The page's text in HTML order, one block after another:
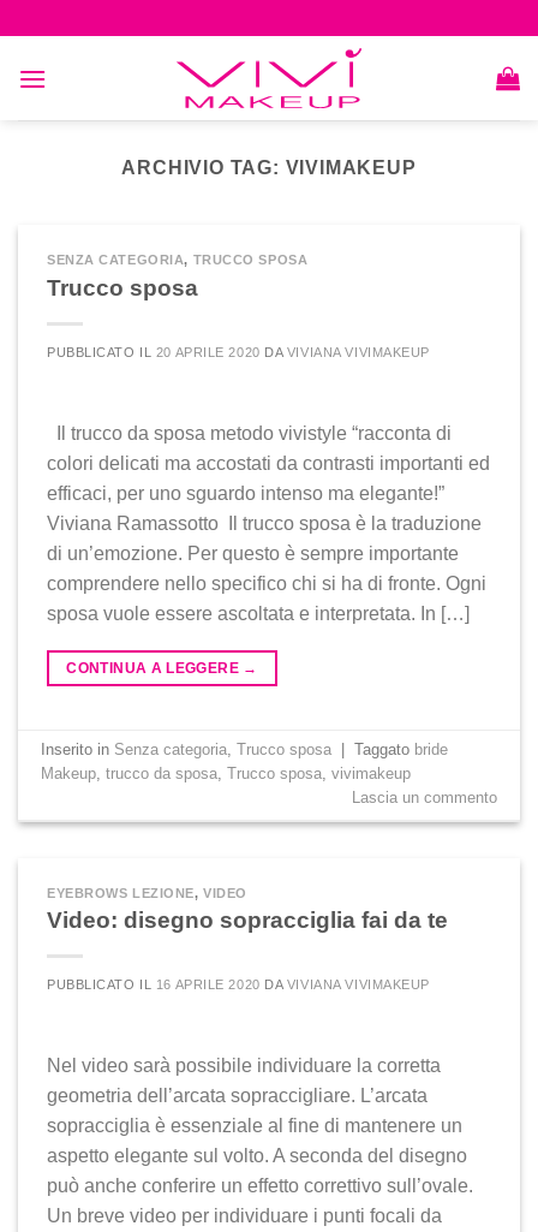
content
ARCHIVIO TAG: VIVIMAKEUP
SENZA CATEGORIA, TRUCCO SPOSA
Trucco sposa
PUBBLICATO IL 20 APRILE 2020 DA VIVIANA VIVIMAKEUP
Il trucco da sposa metodo vivistyle “racconta di
colori delicati ma accostati da contrasti importanti ed
efficaci, per uno sguardo intenso ma elegante!”
Viviana Ramassotto Il trucco sposa è la traduzione
di un’emozione. Per questo è sempre importante
comprendere nello specifico chi si ha di fronte. Ogni
sposa vuole essere ascoltata e interpretata. In […]
CONTINUA A LEGGERE →
Inserito in Senza categoria ,Trucco sposa Taggato bride
Makeup ,trucco da sposa ,Trucco sposa ,vivimakeup
Lascia un commento
EYEBROWS LEZIONE,VIDEO
Video: disegno sopracciglia fai da te
PUBBLICATO IL 16 APRILE 2020 DA VIVIANA VIVIMAKEUP
Nel video sarà possibile individuare la corretta
geometria dell’arcata sopraccigliare. L’arcata
sopracciglia è essenziale al fine di mantenere un
aspetto elegante sul volto. A seconda del disegno
può anche conferire un effetto correttivo sull’ovale.
Un breve video per individuare i punti focali da